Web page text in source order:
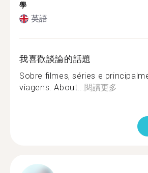
學
英語
我喜歡談論的話題
Sobre filmes, séries e
viagens. About...閱讀更多